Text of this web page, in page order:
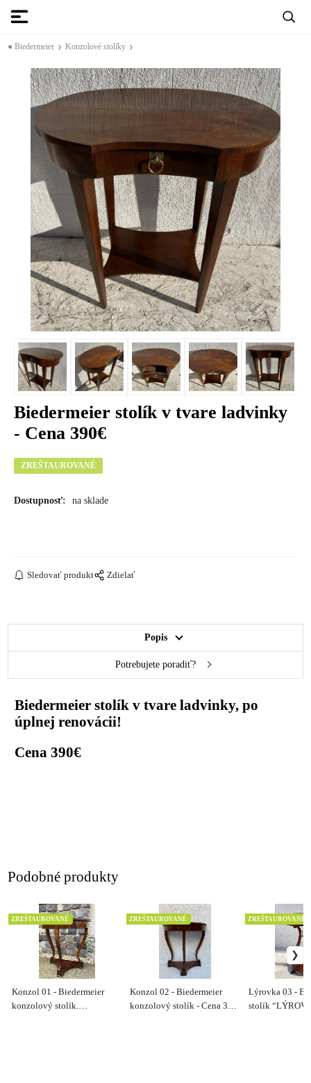
● Biedermeier Konzolové stolíky
Biedermeier stolík v tvare ladvinky
- Cena 390€
ZREŠTAUROVANÉ
Dostupnosť: na sklade
Sledovať produkt Zdielať
Popis
Potrebujete poradiť?
Biedermeier stolík v tvare ladvinky, po
úplnej renovácii!
Cena 390€
Podobné produkty
Konzol 01 - Biedermeier
konzolový stolík.
ZREŠTAUROVANÉ
Konzol 02 - Biedermeier
konzolový stolík - Cena 390
ZREŠTAUROVANÉ
Lýrovka 03 -
stolík
ZREŠTAUROVANÉ